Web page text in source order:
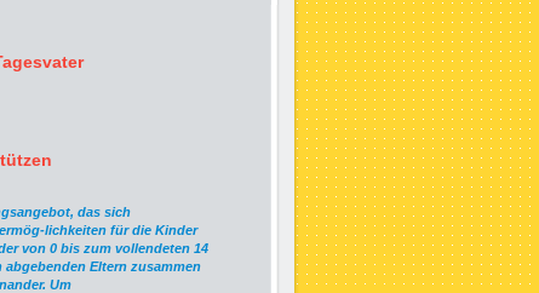
das sich
lichkeiten für die Kinder
von 0 bis zum vollendeten 14
Eltern zusammen
Um